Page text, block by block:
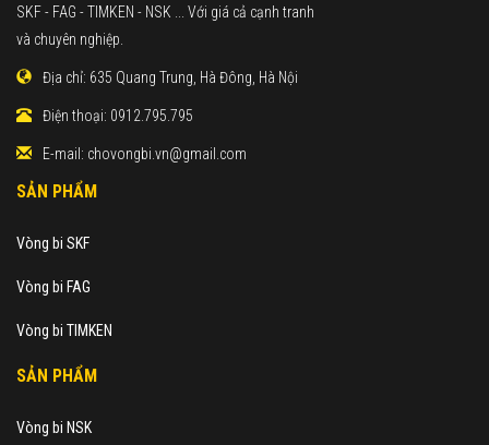
SKF - FAG - TIMKEN - NSK ... Với giá cả cạnh tranh
và chuyên nghiệp.
Địa chỉ: 635 Quang Trung, Hà Đông, Hà Nội
Điện thoại: 0912.795.795
E-mail: chovongbi.vn@gmail.com
SẢN PHẨM
Vòng bi SKF
Vòng bi FAG
Vòng bi TIMKEN
SẢN PHẨM
Vòng bi NSK